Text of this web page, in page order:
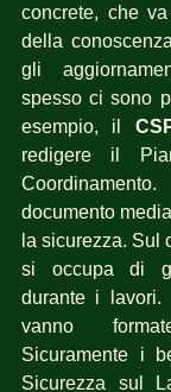
concrete, che
della
gli
spesso ci sono
esempio, il
redigere il
documento
la sicurezza. Sul
si occupa di
durante i lavori.
vanno
Sicuramente i
Sicurezza sul